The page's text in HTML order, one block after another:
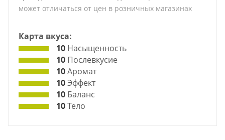
может отличаться от цен в розничных магазинах
Карта вкуса:
10 Насыщенность
10 Послевкусие
10Аромат
10Эффект
10 Баланс
10Тело